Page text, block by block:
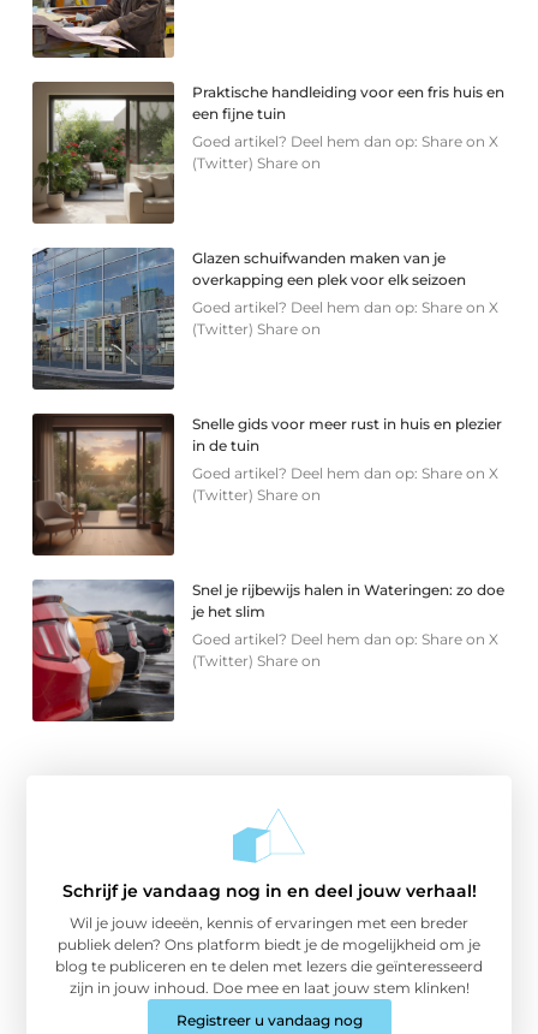
Praktische handleiding voor een fris huis en
een fijne tuin
Goed artikel? Deel hem dan op: Share on X
(Twitter) Share on
Glazen schuifwanden maken van je
overkapping een plek voor elk seizoen
Goed artikel? Deel hem dan op: Share on X
(Twitter) Share on
Snelle gids voor meer rust in huis en plezier
in de tuin
Goed artikel? Deel hem dan op: Share on X
(Twitter) Share on
Snel je rijbewijs halen in Wateringen: zo doe
je het slim
Goed artikel? Deel hem dan op: Share on X
(Twitter) Share on
Schrijf je vandaag nog in en deel jouw verhaal!
Wil je jouw ideeën, kennis of ervaringen met een breder
publiek delen? Ons platform biedt je de mogelijkheid om je
blog te publiceren en te delen met lezers die geïnteresseerd
zijn in jouw inhoud. Doe mee en laat jouw stem klinken!
Registreer u vandaag nog